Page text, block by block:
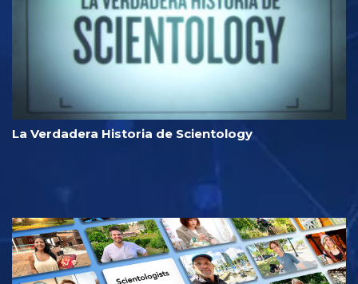
La Verdadera Historia de Scientology